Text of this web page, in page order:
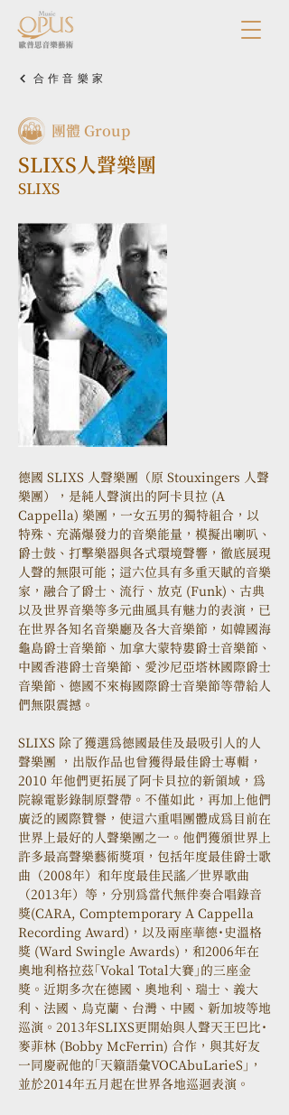
合作音樂家
團體 Group
SLIXS人聲樂團
SLIXS
德國 SLIXS 人聲樂團（原 Stouxingers 人聲
樂團），是純人聲演出的阿卡貝拉 (A
Cappella) 樂團，一女五男的獨特組合，以
特殊、充滿爆發力的音樂能量，模擬出喇叭、
爵士鼓、打擊樂器與各式環境聲響，徹底展現
人聲的無限可能；這六位具有多重天賦的音樂
家，融合了爵士、流行、放克 (Funk)、古典
以及世界音樂等多元曲風具有魅力的表演，已
在世界各知名音樂廳及各大音樂節，如韓國海
龜島爵士音樂節、加拿大蒙特婁爵士音樂節、
中國香港爵士音樂節、愛沙尼亞塔林國際爵士
音樂節、德國不來梅國際爵士音樂節等帶給人
們無限震撼。
SLIXS 除了獲選為德國最佳及最吸引人的人
聲樂團 ，出版作品也曾獲得最佳爵士專輯，
2010 年他們更拓展了阿卡貝拉的新領域，為
院線電影錄制原聲帶。不僅如此，再加上他們
廣泛的國際贊譽，使這六重唱團體成為目前在
世界上最好的人聲樂團之一。他們獲頒世界上
許多最高聲樂藝術獎項，包括年度最佳爵士歌
曲（2008年）和年度最佳民謠／世界歌曲
（2013年）等，分別為當代無伴奏合唱錄音
獎(CARA, Comptemporary A Cappella
Recording Award)，以及兩座華德˙史溫格
獎 (Ward Swingle Awards)，和2006年在
奧地利格拉茲「Vokal Total大賽」的三座金
獎。近期多次在德國、奧地利、瑞士、義大
利、法國、烏克蘭、台灣、中國、新加坡等地
巡演。2013年SLIXS更開始與人聲天王巴比˙
麥菲林 (Bobby McFerrin) 合作，與其好友
一同慶祝他的「天籟語彙VOCAbuLarieS」，
並於2014年五月起在世界各地巡迴表演。